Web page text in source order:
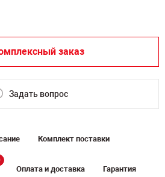
заказ
Задать вопрос
Комплект поставки
Оплата и доставка Гарантия